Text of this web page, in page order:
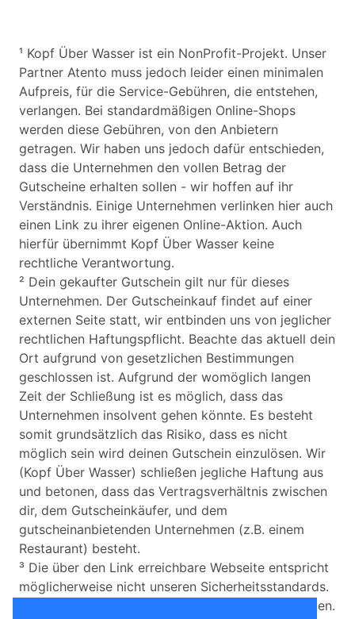
¹ Kopf Über Wasser ist ein NonProfit-Projekt. Unser
Partner Atento muss jedoch leider einen minimalen
Aufpreis, für die Service-Gebühren, die entstehen,
verlangen. Bei standardmäßigen Online-Shops
werden diese Gebühren, von den Anbietern
getragen. Wir haben uns jedoch dafür entschieden,
dass die Unternehmen den vollen Betrag der
Gutscheine erhalten sollen - wir hoffen auf ihr
Verständnis. Einige Unternehmen verlinken hier auch
einen Link zu ihrer eigenen Online-Aktion. Auch
hierfür übernimmt Kopf Über Wasser keine
rechtliche Verantwortung.
² Dein gekaufter Gutschein gilt nur für dieses
Unternehmen. Der Gutscheinkauf findet auf einer
externen Seite statt, wir entbinden uns von jeglicher
rechtlichen Haftungspflicht. Beachte das aktuell dein
Ort aufgrund von gesetzlichen Bestimmungen
geschlossen ist. Aufgrund der womöglich langen
Zeit der Schließung ist es möglich, dass das
Unternehmen insolvent gehen könnte. Es besteht
somit grundsätzlich das Risiko, dass es nicht
möglich sein wird deinen Gutschein einzulösen. Wir
(Kopf Über Wasser) schließen jegliche Haftung aus
und betonen, dass das Vertragsverhältnis zwischen
dir, dem Gutscheinkäufer, und dem
gutscheinanbietenden Unternehmen (z.B. einem
Restaurant) besteht.
³ Die über den Link erreichbare Webseite entspricht
möglicherweise nicht unseren Sicherheitsstandards.
Wir übernehmen keine Haftung für etwaige Schäden.